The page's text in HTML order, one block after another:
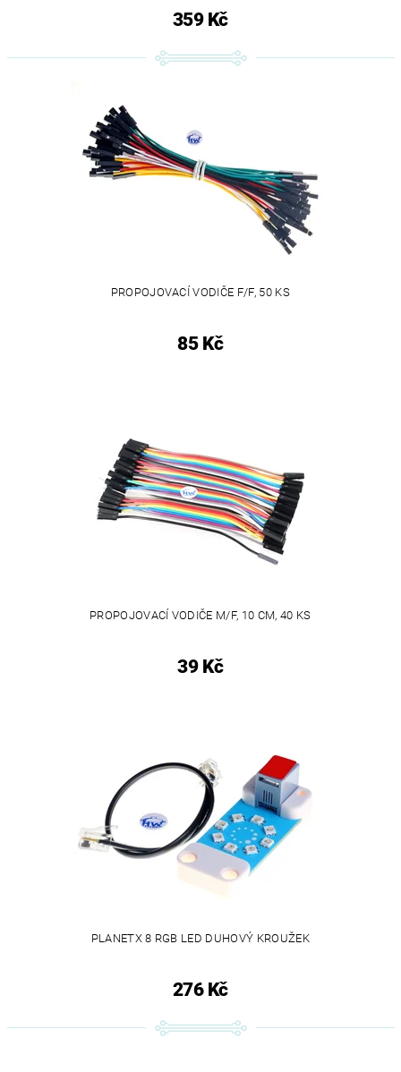
359 Kč
PROPOJOVACÍ VODIČE F/F, 50 KS
85 Kč
PROPOJOVACÍ VODIČE M/F, 10 CM, 40 KS
39 Kč
PLANETX 8 RGB LED DUHOVÝ KROUŽEK
276 Kč